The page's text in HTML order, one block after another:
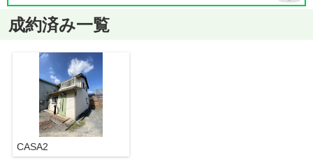
成約済み一覧
CASA2